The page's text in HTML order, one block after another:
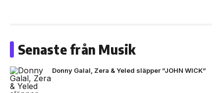
Senaste från Musik
Donny Galal, Zera & Yeled släpper ”JOHN WICK”